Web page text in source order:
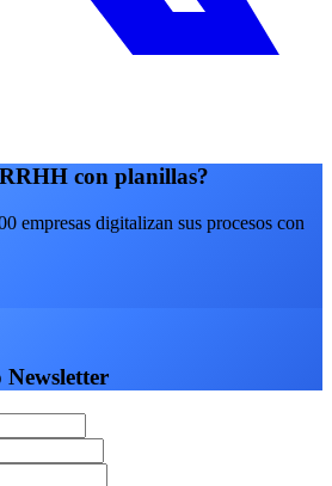
con planillas?
empresas digitalizan sus procesos con
Newsletter